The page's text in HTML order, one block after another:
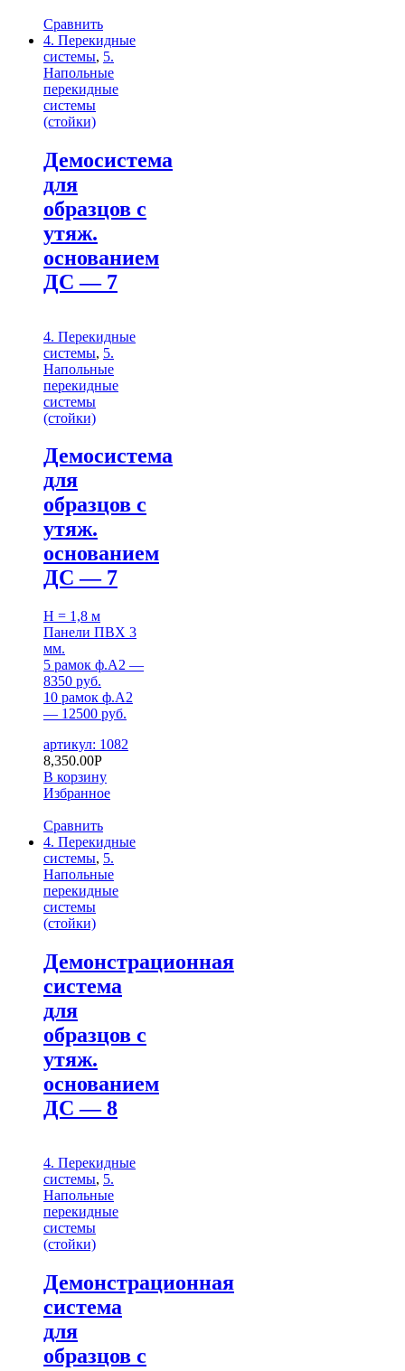
Сравнить
4. Перекидные
системы, 5.
Напольные
перекидные
системы
(стойки)
Демосистема
для
образцов с
утяж.
основанием
ДС — 7
4. Перекидные
системы, 5.
Напольные
перекидные
системы
(стойки)
Демосистема
для
образцов с
утяж.
основанием
ДС — 7
H = 1,8 м
Панели ПВХ 3
мм.
5 рамок ф.А2 —
8350 руб.
10 рамок ф.А2
— 12500 руб.
артикул: 1082
8,350.00Р
В корзину
Избранное
Сравнить
4. Перекидные
системы, 5.
Напольные
перекидные
системы
(стойки)
Демонстрационная
система
для
образцов с
утяж.
основанием
ДС — 8
4. Перекидные
системы, 5.
Напольные
перекидные
системы
(стойки)
Демонстрационная
система
для
образцов с